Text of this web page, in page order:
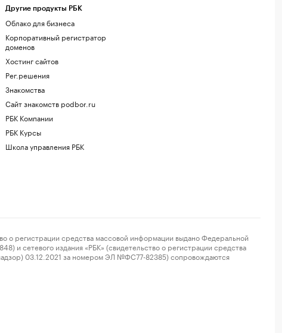
Другие продукты РБК
Облако для бизнеса
Корпоративный регистратор
доменов
Хостинг сайтов
Рег.решения
Знакомства
Сайт знакомств podbor.ru
РБК Компании
РБК Курсы
Школа управления РБК
средства массовой информации выдано Федеральной
и сетевого издания «РБК» (свидетельство о регистрации средства
03.12.2021 за номером ЭЛ №ФС77-82385) сопровождаются